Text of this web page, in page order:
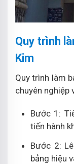
Quy trình
Kim
Quy trình làm
chuyên nghiệp
Bước 1:
tiến hành
Bước 2:
bảng hiệu